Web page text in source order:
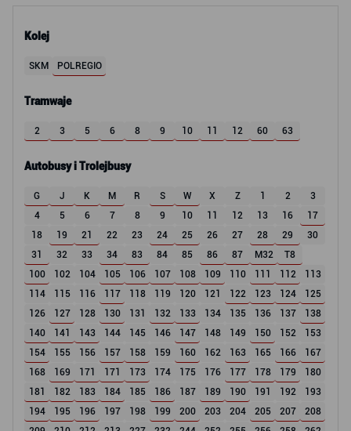
Kolej
SKM POLREGIO
Tramwaje
2 3 5 6 8 9 10 11 12 60 63
Autobusy i Trolejbusy
G J K M R S W X Z 1 2
3
4
5 6 7 8 9 10 11 12 13 16
17
18
19 21 22 23 24 25 26 27 28 29
30
31
32 33 34 83 84 85 86 87 M32
T8
100
102 104 105 106 107 108 109 110 111 112
113
114
115 116 117 118 119 120 121 122 123 124
125
126
127 128 130 131 132 133 134 135 136 137
138
140
141 143 144 145 146 147 148 149 150 152
153
154
155 156 157 158 159 160 162 163 165 166
167
168
169 171 171 173 174 175 176 177 178 179
180
181
182 183 184 185 186 187 189 190 191 192
193
194
195 196 197 198 199 200 203 204 205 207
208